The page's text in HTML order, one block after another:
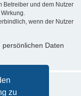
zu
Betreiber und dem Nutzer
wenn der Nutzer
Daten